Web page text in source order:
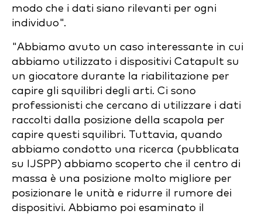
modo che i dati siano rilevanti per ogni
individuo".
"Abbiamo avuto un caso interessante in cui
abbiamo utilizzato i dispositivi Catapult su
un giocatore durante la riabilitazione per
capire gli squilibri degli arti. Ci sono
professionisti che cercano di utilizzare i dati
raccolti dalla posizione della scapola per
capire questi squilibri. Tuttavia, quando
abbiamo condotto una ricerca (pubblicata
su IJSPP) abbiamo scoperto che il centro di
massa è una posizione molto migliore per
posizionare le unità e ridurre il rumore dei
dispositivi. Abbiamo poi esaminato il